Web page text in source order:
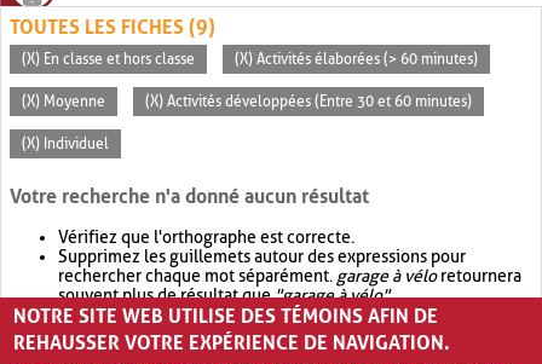
TOUTES LES FICHES (9)
(X) En classe et hors classe (X) Activités élaborées (> 60 minutes)
(X) Moyenne (X) Activités développées (Entre 30 et 60 minutes)
(X) Individuel
Votre recherche n'a donné aucun résultat
Vérifiez que l'orthographe est correcte.
Supprimez les guillemets autour des expressions pour
rechercher chaque mot séparément. garage à véloretournera
souvent plus de résultat que"garage à vélo".
Envisagez d'élargir votre recherche avec OR.garage OR vélo
retournera souvent plus de résultat quegarage à vélo
NOTRE SITE WEB UTILISE DES TÉMOINS AFIN DE
REHAUSSER VOTRE EXPÉRIENCE DE NAVIGATION.